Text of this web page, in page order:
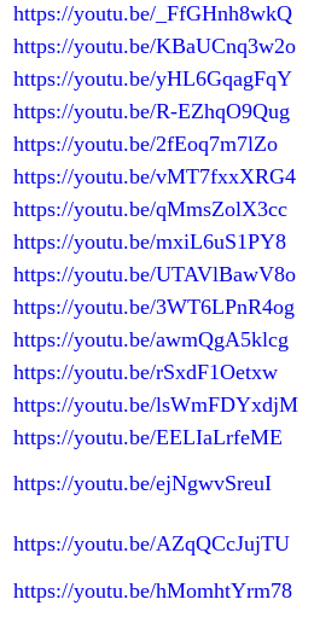
https://youtu.be/_FfGHnh8wkQ
https://youtu.be/KBaUCnq3w2o
https://youtu.be/yHL6GqagFqY
https://youtu.be/R-EZhqO9Qug
https://youtu.be/2fEoq7m7lZo
https://youtu.be/vMT7fxxXRG4
https://youtu.be/qMmsZolX3cc
https://youtu.be/mxiL6uS1PY8
https://youtu.be/UTAVlBawV8o
https://youtu.be/3WT6LPnR4og
https://youtu.be/awmQgA5klcg
https://youtu.be/rSxdF1Oetxw
https://youtu.be/lsWmFDYxdjM
https://youtu.be/EELIaLrfeME
https://youtu.be/ejNgwvSreuI
https://youtu.be/AZqQCcJujTU
https://youtu.be/hMomhtYrm78